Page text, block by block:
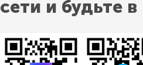
сети и будьте